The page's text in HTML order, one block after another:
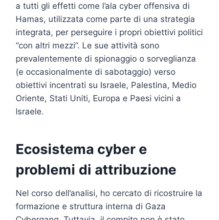
a tutti gli effetti come l’ala cyber offensiva di
Hamas, utilizzata come parte di una strategia
integrata, per perseguire i propri obiettivi politici
“con altri mezzi”. Le sue attività sono
prevalentemente di spionaggio o sorveglianza
(e occasionalmente di sabotaggio) verso
obiettivi incentrati su Israele, Palestina, Medio
Oriente, Stati Uniti, Europa e Paesi vicini a
Israele.
Ecosistema cyber e
problemi di attribuzione
Nel corso dell’analisi, ho cercato di ricostruire la
formazione e struttura interna di Gaza